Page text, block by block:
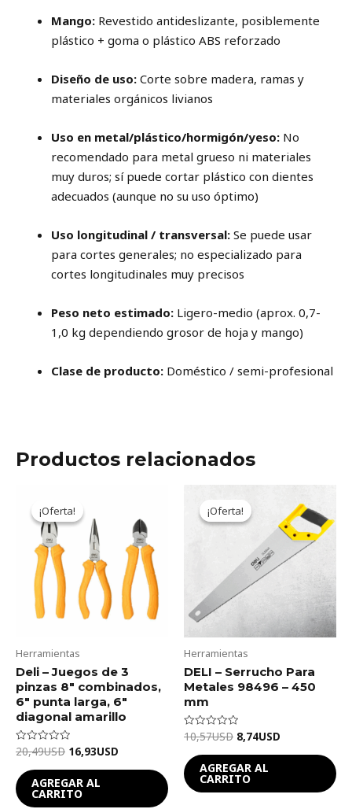
Mango: Revestido antideslizante, posiblemente
plástico + goma o plástico ABS reforzado
Diseño de uso: Corte sobre madera, ramas y
materiales orgánicos livianos
Uso en metal/plástico/hormigón/yeso: No
recomendado para metal grueso ni materiales
muy duros; sí puede cortar plástico con dientes
adecuados (aunque no su uso óptimo)
Uso longitudinal / transversal: Se puede usar
para cortes generales; no especializado para
cortes longitudinales muy precisos
Peso neto estimado: Ligero-medio (aprox. 0,7-
1,0 kg dependiendo grosor de hoja y mango)
Clase de producto: Doméstico / semi-profesional
Productos relacionados
¡Oferta!
¡Oferta!
Herramientas
Deli – Juegos de 3
pinzas 8″ combinados,
6″ punta larga, 6″
diagonal amarillo
Valorado
en
de
5
20,49USD
was:
20,49USD.
16,93USD
16,93USD.
AGREGAR AL
CARRITO
¡Oferta!
¡Oferta!
Herramientas
DELI – Serrucho Para
Metales 98496 – 450
mm
Valorado
en
de
5
10,57USD
price
was:
10,57USD.
8,74USD
price
is:
8,74USD.
AGREGAR AL
CARRITO